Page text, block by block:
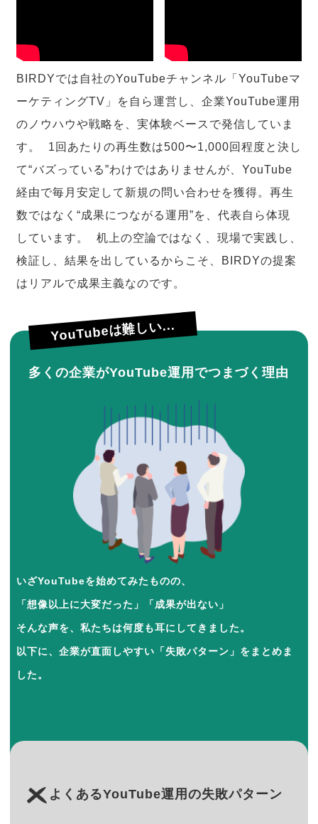
BIRDYでは自社のYouTubeチャンネル「YouTubeマ
ーケティングTV」を自ら運営し、企業YouTube運用
のノウハウや戦略を、実体験ベースで発信していま
す。 1回あたりの再生数は500〜1,000回程度と決し
て“バズっている”わけではありませんが、YouTube
経由で毎月安定して新規の問い合わせを獲得。再生
数ではなく“成果につながる運用”を、代表自ら体現
しています。 机上の空論ではなく、現場で実践し、
検証し、結果を出しているからこそ、BIRDYの提案
はリアルで成果主義なのです。
YouTubeは難しい...
多くの企業がYouTube運用でつまづく理由
いざYouTubeを始めてみたものの、
「想像以上に大変だった」「成果が出ない」
そんな声を、私たちは何度も耳にしてきました。
以下に、企業が直面しやすい「失敗パターン」をまとめま
した。
よくあるYouTube運用の失敗パターン